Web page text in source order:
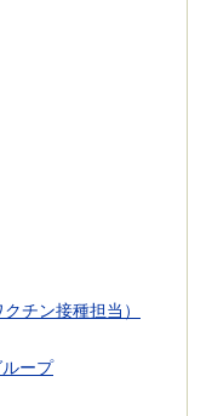
チン接種担当）
ープ